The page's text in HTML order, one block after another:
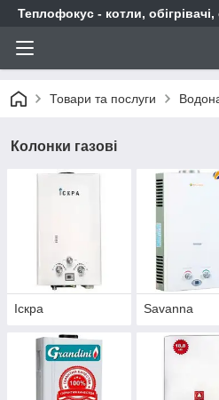
Теплофокус - котли,
Товари та послуги
Колонки газові
Іскра Savanna